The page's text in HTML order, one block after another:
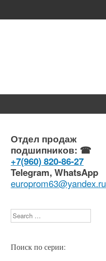
Отдел продаж
подшипников: ☎
+7(960) 820-86-27
Telegram, WhatsApp
europrom63@yandex.ru
Search
Поиск по серии: